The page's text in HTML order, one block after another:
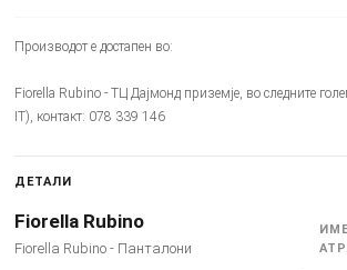
Производот е достапен во:
Fiorella Rubino - ТЦ Дајмонд приземје, во следните
IT), контакт: 078 339 146
ДЕТАЛИ
Fiorella Rubino
Fiorella Rubino - Панталони